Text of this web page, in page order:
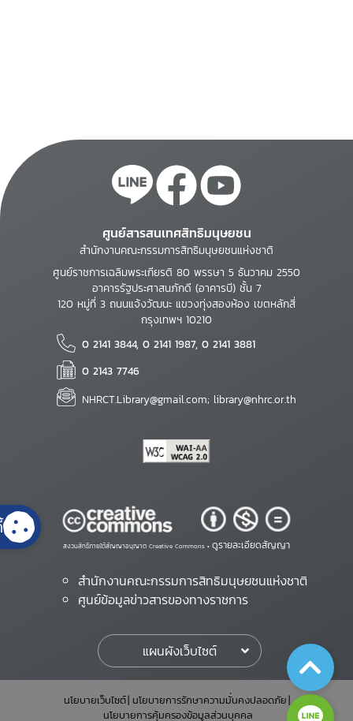
ศูนย์สารสนเทศสิทธิมนุษยชน
สำนักงานคณะกรรมการสิทธิมนุษยชนแห่งชาติ
ศูนย์ราชการเฉลิมพระเกียรติ 80 พรรษา 5 ธันวาคม 2550
อาคารรัฐประศาสนภักดี (อาคารบี) ชั้น 7
120 หมู่ที่ 3 ถนนแจ้งวัฒนะ แขวงทุ่งสองห้อง เขตหลักสี่
กรุงเทพฯ 10210
0 2141 3844, 0 2141 1987, 0 2141 3881
0 2143 7746
NHRCT.Library@gmail.com; library@nhrc.or.th
สงวนสิทธิ์ภายใต้สัญญาอนุญาต Creative Commons • ดูรายละเอียดสัญญา
สำนักงานคณะกรรมการสิทธิมนุษยชนแห่งชาติ
ศูนย์ข้อมูลข่าวสารของทางราชการ
แผนผังเว็บไซต์
นโยบายเว็บไซต์ นโยบายการรักษาความมั่นคงปลอดภัย
นโยบายการคุ้มครองข้อมูลส่วนบุคคล